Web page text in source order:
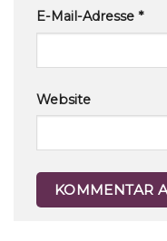
E-Mail-Adresse *
Website